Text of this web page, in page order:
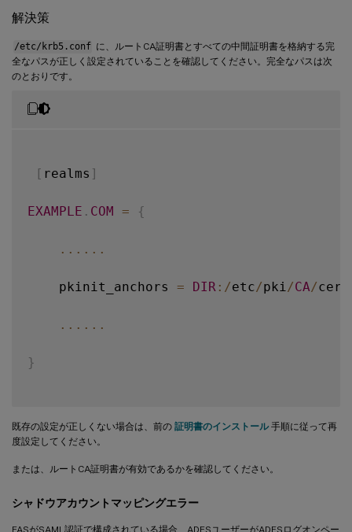
2021
2021-01-28 01:47:46.271 <P30656:S5>
2021 - 01
解決策
/etc/krb5.conf に、ルートCA証明書とすべての中間証明書を格納する完
全なパスが正しく設定されていることを確認してください。完全なパスは次
のとおりです。
[ realms ]
EXAMPLE . COM = {
... ...
    pkinit_anchors
= DIR : /etc/pki/CA/
... ...
}
既存の設定が正しくない場合は、前の 証明書のインストール手順に従って再
度設定してください。
または、ルートCA証明書が有効であるかを確認してください。
シャドウアカウントマッピングエラー